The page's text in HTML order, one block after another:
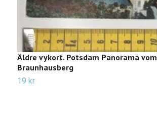
Äldre vykort. Potsdam Panorama vom
Braunhausberg
19 kr